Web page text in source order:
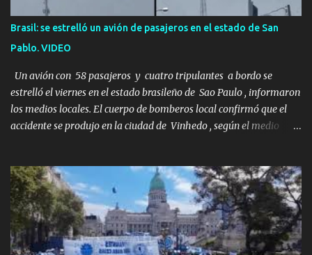
una pareja normal de Colorado. Ella tenía 26 años. Él, 28. No eran
aficionados a los deportes extremos ni expertos en supervivencia.
Eran simplemente dos personas que se amaban y querían pasar
un fin de semana lejos de la ciudad. Su plan era de lo más sencillo.
Tomar su viejo pero confiable auto, con...
Brasil: se estrelló un avión de pasajeros en el estado de San
Pablo. VIDEO
Un avión con 58 pasajeros y cuatro tripulantes a bordo se
estrelló el viernes en el estado brasileño de Sao Paulo , informaron
los medios locales. El cuerpo de bomberos local confirmó que el
accidente se produjo en la ciudad de Vinhedo , según el medio
una gran zona en llamas y humo saliendo de un aparente fuselaje
del avión. Otras imágenes de GloboNews mostraban un avión que
descendía verticalmente en espiral mientras que un usuario
compartió las llamas y la densa humareda negra que salían de la
nave, que se había estrellado a metros de su casa, entre los